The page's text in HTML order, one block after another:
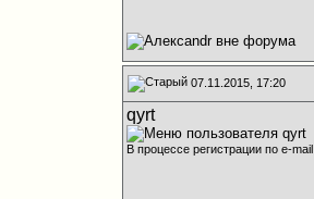
07.11.2015, 17:20
qyrt
В процессе регистрации по e-mail